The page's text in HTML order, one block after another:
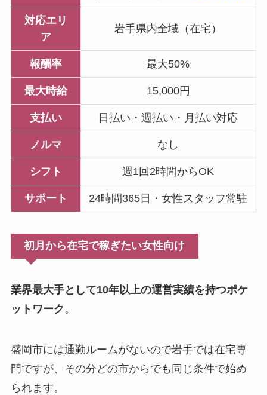
対応エリ
ア
岩手県内全域（在宅）
報酬率 最大50%
最大時給 15,000円
支払い 日払い・週払い・月払い対応
ノルマ なし
シフト 週1回2時間からOK
サポート 24時間365日・女性スタッフ常駐
初月から在宅で稼ぎたい女性向け
業界最大手として10年以上の運営実績を持つポケ
ットワーク。
盛岡市には通勤ルームがないので岩手では在宅専
門ですが、その分どの市からでも同じ条件で始め
られます。